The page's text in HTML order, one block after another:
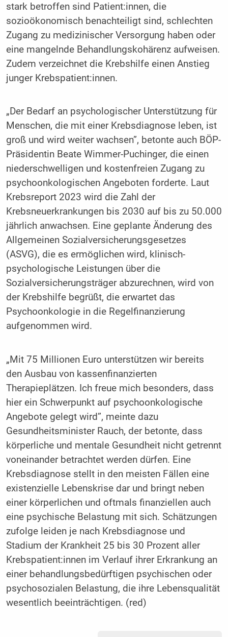
stark betroffen sind Patient:innen, die
sozioökonomisch benachteiligt sind, schlechten
Zugang zu medizinischer Versorgung haben oder
eine mangelnde Behandlungskohärenz aufweisen.
Zudem verzeichnet die Krebshilfe einen Anstieg
junger Krebspatient:innen.
„Der Bedarf an psychologischer Unterstützung für
Menschen, die mit einer Krebsdiagnose leben, ist
groß und wird weiter wachsen”, betonte auch BÖP-
Präsidentin Beate Wimmer-Puchinger, die einen
niederschwelligen und kostenfreien Zugang zu
psychoonkologischen Angeboten forderte. Laut
Krebsreport 2023 wird die Zahl der
Krebsneuerkrankungen bis 2030 auf bis zu 50.000
jährlich anwachsen. Eine geplante Änderung des
Allgemeinen Sozialversicherungsgesetzes
(ASVG), die es ermöglichen wird, klinisch-
psychologische Leistungen über die
Sozialversicherungsträger abzurechnen, wird von
der Krebshilfe begrüßt, die erwartet das
Psychoonkologie in die Regelfinanzierung
aufgenommen wird.
„Mit 75 Millionen Euro unterstützen wir bereits
den Ausbau von kassenfinanzierten
Therapieplätzen. Ich freue mich besonders, dass
hier ein Schwerpunkt auf psychoonkologische
Angebote gelegt wird”, meinte dazu
Gesundheitsminister Rauch, der betonte, dass
körperliche und mentale Gesundheit nicht getrennt
voneinander betrachtet werden dürfen. Eine
Krebsdiagnose stellt in den meisten Fällen eine
existenzielle Lebenskrise dar und bringt neben
einer körperlichen und oftmals finanziellen auch
eine psychische Belastung mit sich. Schätzungen
zufolge leiden je nach Krebsdiagnose und
Stadium der Krankheit 25 bis 30 Prozent aller
Krebspatient:innen im Verlauf ihrer Erkrankung an
einer behandlungsbedürftigen psychischen oder
psychosozialen Belastung, die ihre Lebensqualität
wesentlich beeinträchtigen. (red)